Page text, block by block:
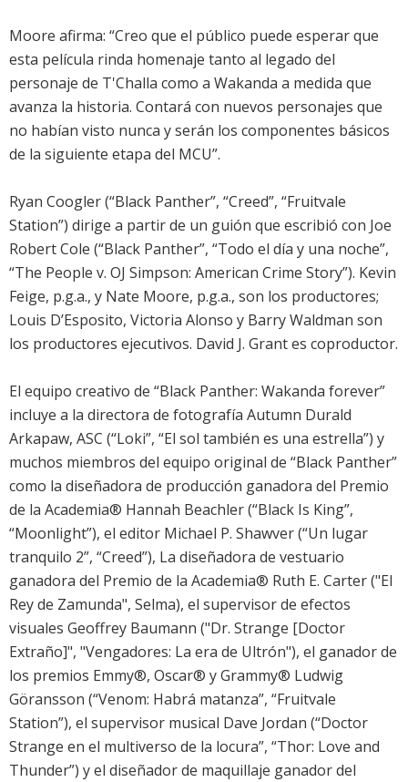
Moore afirma: “Creo que el público puede esperar que
esta película rinda homenaje tanto al legado del
personaje de T'Challa como a Wakanda a medida que
avanza la historia. Contará con nuevos personajes que
no habían visto nunca y serán los componentes básicos
de la siguiente etapa del MCU”.
Ryan Coogler (“Black Panther”, “Creed”, “Fruitvale
Station”) dirige a partir de un guión que escribió con Joe
Robert Cole (“Black Panther”, “Todo el día y una noche”,
“The People v. OJ Simpson: American Crime Story”). Kevin
Feige, p.g.a., y Nate Moore, p.g.a., son los productores;
Louis D’Esposito, Victoria Alonso y Barry Waldman son
los productores ejecutivos. David J. Grant es coproductor.
El equipo creativo de “Black Panther: Wakanda forever”
incluye a la directora de fotografía Autumn Durald
Arkapaw, ASC (“Loki”, “El sol también es una estrella”) y
muchos miembros del equipo original de “Black Panther”
como la diseñadora de producción ganadora del Premio
de la Academia® Hannah Beachler (“Black Is King”,
“Moonlight”), el editor Michael P. Shawver (“Un lugar
tranquilo 2”, “Creed”), La diseñadora de vestuario
ganadora del Premio de la Academia® Ruth E. Carter ("El
Rey de Zamunda", Selma), el supervisor de efectos
visuales Geoffrey Baumann ("Dr. Strange [Doctor
Extraño]", "Vengadores: La era de Ultrón"), el ganador de
los premios Emmy®, Oscar® y Grammy® Ludwig
Göransson (“Venom: Habrá matanza”, “Fruitvale
Station”), el supervisor musical Dave Jordan (“Doctor
Strange en el multiverso de la locura”, “Thor: Love and
Thunder”) y el diseñador de maquillaje ganador del